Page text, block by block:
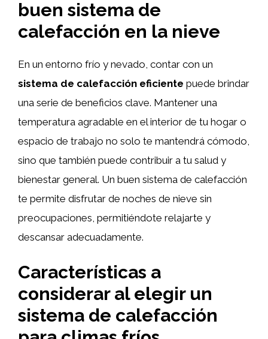
buen sistema de
calefacción en la nieve
En un entorno frío y nevado, contar con un
sistema de calefacción eficiente puede brindar
una serie de beneficios clave. Mantener una
temperatura agradable en el interior de tu hogar o
espacio de trabajo no solo te mantendrá cómodo,
sino que también puede contribuir a tu salud y
bienestar general. Un buen sistema de calefacción
te permite disfrutar de noches de nieve sin
preocupaciones, permitiéndote relajarte y
descansar adecuadamente.
Características a
considerar al elegir un
sistema de calefacción